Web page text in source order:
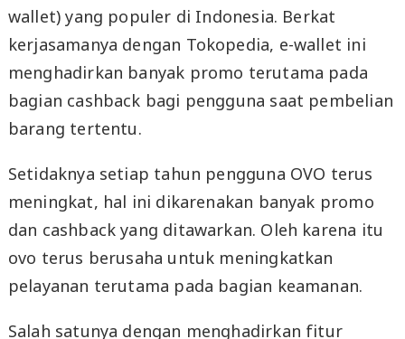
wallet) yang populer di Indonesia. Berkat
kerjasamanya dengan Tokopedia, e-wallet ini
menghadirkan banyak promo terutama pada
bagian cashback bagi pengguna saat pembelian
barang tertentu.
Setidaknya setiap tahun pengguna OVO terus
meningkat, hal ini dikarenakan banyak promo
dan cashback yang ditawarkan. Oleh karena itu
ovo terus berusaha untuk meningkatkan
pelayanan terutama pada bagian keamanan.
Salah satunya dengan menghadirkan fitur